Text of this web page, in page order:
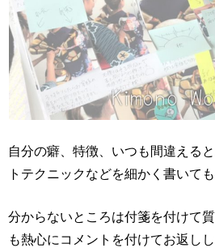
自分の癖、特徴、いつも間違える
トテクニックなどを細かく書いて
分からないところは付箋を付けて
も熱心にコメントを付けてお返しし